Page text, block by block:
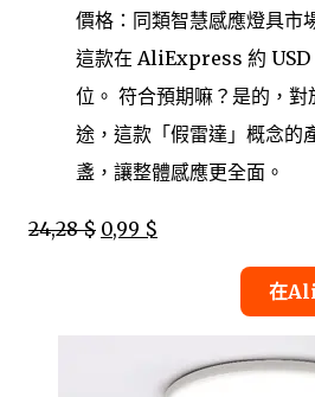
價格：同類智慧感應燈具市
這款在 AliExpress 約 USD
位。 符合預期嘛？是的，
途，這款「假雷達」概念的
盞，讓整體感應更全面。
24,28 $ 0,99 $
在